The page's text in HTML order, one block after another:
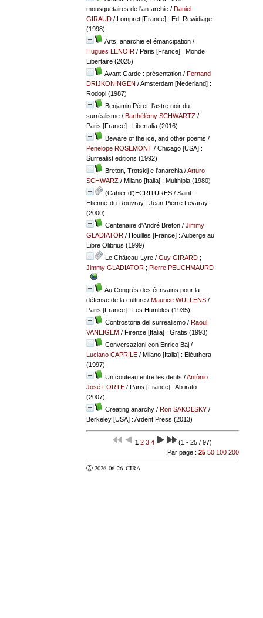
mousquetaires de l'an-archie/ Daniel
GIRAUD/ Lompret [France] : Ed. Rewidiage
(1998)
Arts, anarchie et émancipation/
Hugues LENOIR/ Paris [France] : Monde
Libertaire (2025)
Avant Garde : présentation/ Fernand
DRIJKONINGEN / Amsterdam [Nederland] :
Rodopi (1987)
Benjamin Péret, l'astre noir du
surréalisme/ Barthélémy SCHWARTZ/
Paris [France] : Libertalia (2016)
Beware of the ice, and other poems /
Penelope ROSEMONT/ Chicago [USA] :
Surrealist editions (1992)
Breton, Trotskij e l'anarchia/Arturo
SCHWARZ/ Milano [Italia] : Multhipla (1980)
(Cahier d')ECRITURES/ Saint-
Etienne-du-Rouvray : Jean-Pierre Levaray
(2000)
Centenaire d'André Breton/ Jimmy
GLADIATOR/ Houilles [France] : Auberge au
Libre Olibrius (1999)
Le Château-Lyre/ Guy GIRARD;
Jimmy GLADIATOR; Pierre PEUCHMAURD
Au Congrès des écrivains pour la
défense de la culture/ Maurice WULLENS/
Paris [France] : Les Humbles (1935)
Controstoria del surrealismo/ Raoul
VANEIGEM/ Firenze [Italia] : Gratis (1993)
Conversazioni con Enrico Baj/
Luciano CAPRILE/ Milano [Italia] : Elèuthera
(1997)
Un couteau entre les dents /Antònio
José FORTE/ Paris [France] : Ab irato
(2007)
Creating anarchy/ Ron SAKOLSKY/
Berkeley [USA] : Ardent Press (2013)
1 2 3 4
(1 - 25 / 97)
Par page : 25 50 100 200
Ⓐ 2026-06-26 CIRA